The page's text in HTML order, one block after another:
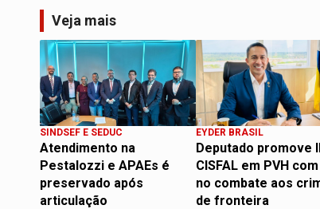
Veja mais
SINDSEF E SEDUC
Atendimento na
Pestalozzi e APAEs é
preservado após
articulação
EYDER BRASIL
Deputado promove
CISFAL em PVH
no combate aos
de fronteira